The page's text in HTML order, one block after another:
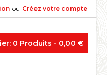
ou Créez votre compte
0 Produits - 0,00 €